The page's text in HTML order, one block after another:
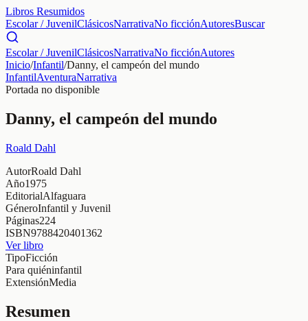
Libros Resumidos
Escolar / JuvenilClásicosNarrativaNo ficciónAutoresBuscar
Escolar / JuvenilClásicosNarrativaNo ficciónAutores
Inicio/Infantil/Danny, el campeón del mundo
InfantilAventuraNarrativa
Portada no disponible
Danny, el campeón del mundo
Roald Dahl
AutorRoald Dahl
Año1975
EditorialAlfaguara
GéneroInfantil y Juvenil
Páginas224
ISBN9788420401362
Ver libro
TipoFicción
Para quiéninfantil
ExtensiónMedia
Resumen